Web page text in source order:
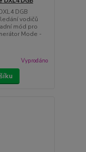
DGB
vodičů
mód pro
Mode -
Vyprodáno